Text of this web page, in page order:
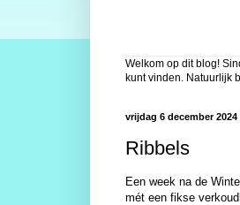
Welkom op dit blog!
kunt vinden. Natuurlijk
vrijdag 6 december 2024
Ribbels
Een week na de
mét een fikse